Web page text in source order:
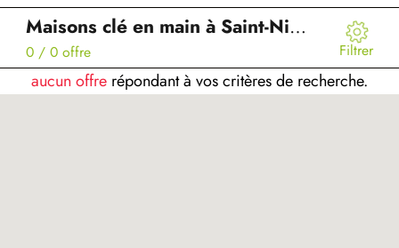
Maisons clé en main à Saint-Nicolas-de-la-Taille (76)
0 / 0 offre Filtrer
aucun offre répondant à vos critères de recherche.